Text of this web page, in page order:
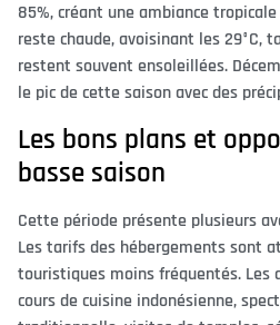
85%, créant une ambiance
reste chaude, avoisinant les 29°C,
restent souvent ensoleillées.
le pic de cette saison avec des
Les bons plans et
basse saison
Cette période présente plusieurs
Les tarifs des hébergements sont
touristiques moins fréquentés. Les
cours de cuisine indonésienne,